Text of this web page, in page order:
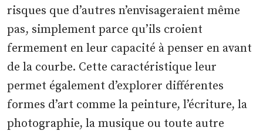
risques que d’autres n’envisageraient même
pas, simplement parce qu’ils croient
fermement en leur capacité à penser en avant
de la courbe. Cette caractéristique leur
permet également d’explorer différentes
formes d’art comme la peinture, l’écriture, la
photographie, la musique ou toute autre